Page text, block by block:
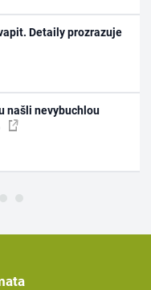
Detaily prozrazuje
našli nevybuchlou